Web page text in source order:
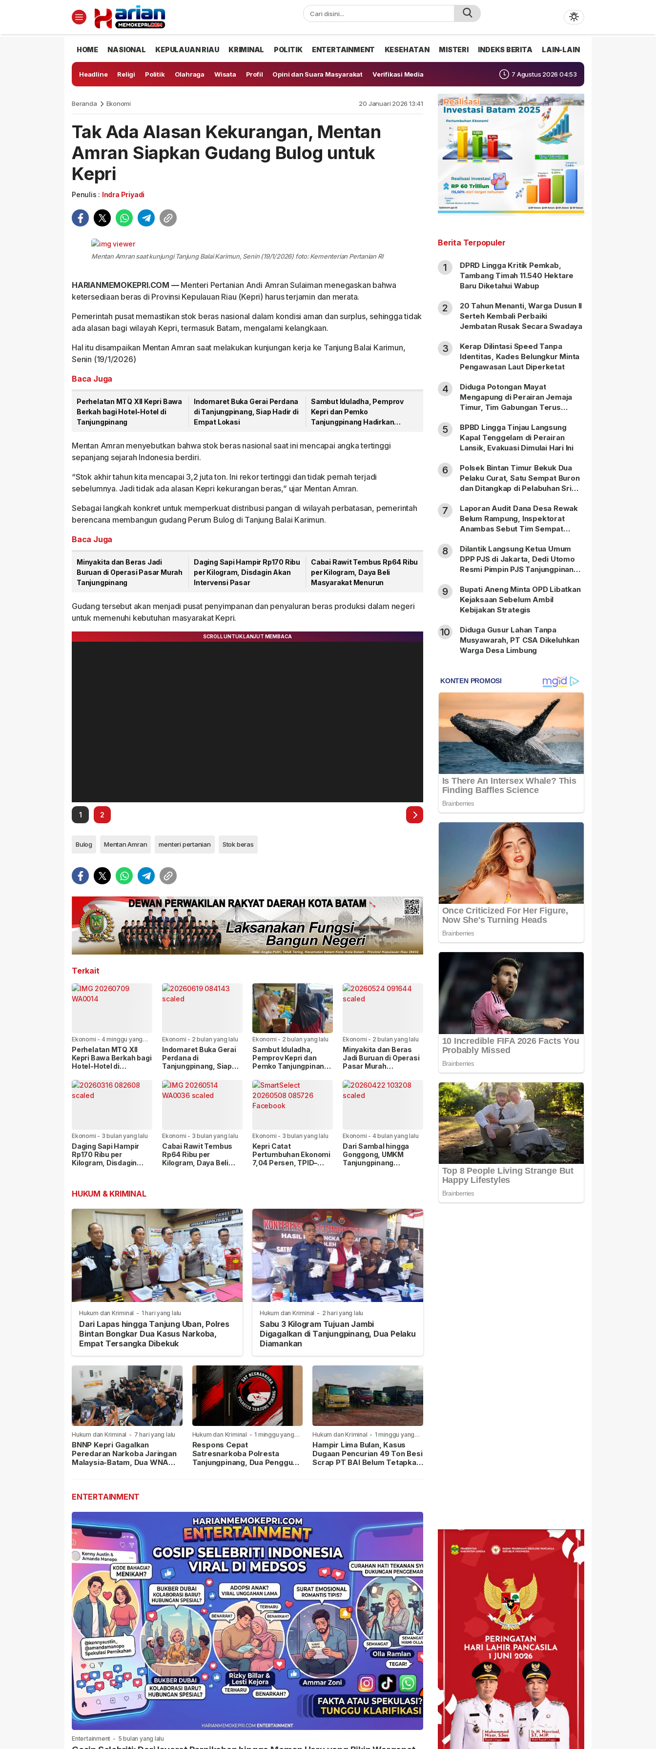
HOME NASIONAL KEPULAUAN RIAU KRIMINAL POLITIK ENTERTAINMENT KESEHATAN MISTERI INDEKS BERITA LAIN-LAIN
Headline Religi Politik Olahraga Wisata Profil Opini dan Suara Masyarakat Verifikasi Media 7 Agustus 2026 04:53
Beranda Ekonomi 20 Januari 2026 13:41
Tak Ada Alasan Kekurangan, Mentan
Amran Siapkan Gudang Bulog untuk
Kepri
Penulis : Indra Priyadi
Mentan Amran saat kunjungi Tanjung Balai Karimun, Senin (19/1/2026) foto: Kementerian Pertanian RI
HARIANMEMOKEPRI.COM —Menteri Pertanian Andi Amran Sulaiman menegaskan bahwa
ketersediaan beras di Provinsi Kepulauan Riau (Kepri) harus terjamin dan merata.
Pemerintah pusat memastikan stok beras nasional dalam kondisi aman dan surplus, sehingga tidak
ada alasan bagi wilayah Kepri, termasuk Batam, mengalami kelangkaan.
Hal itu disampaikan Mentan Amran saat melakukan kunjungan kerja ke Tanjung Balai Karimun,
Senin (19/1/2026)
Baca Juga
Perhelatan MTQ XII Kepri Bawa
Berkah bagi Hotel-Hotel di
Tanjungpinang
Indomaret Buka Gerai Perdana
di Tanjungpinang, Siap Hadir di
Empat Lokasi
Sambut Iduladha, Pemprov
Kepri dan Pemko
Tanjungpinang Hadirkan
Mentan Amran menyebutkan bahwa stok beras nasional saat ini mencapai angka tertinggi
sepanjang sejarah Indonesia berdiri.
“Stok akhir tahun kita mencapai 3,2 juta ton. Ini rekor tertinggi dan tidak pernah terjadi
sebelumnya. Jadi tidak ada alasan Kepri kekurangan beras,” ujar Mentan Amran.
Sebagai langkah konkret untuk memperkuat distribusi pangan di wilayah perbatasan, pemerintah
berencana membangun gudang Perum Bulog di Tanjung Balai Karimun.
Baca Juga
Minyakita dan Beras Jadi
Buruan di Operasi Pasar Murah
Tanjungpinang
Daging Sapi Hampir Rp170 Ribu
per Kilogram, Disdagin Akan
Intervensi Pasar
Cabai Rawit Tembus Rp64 Ribu
per Kilogram, Daya Beli
Masyarakat Menurun
Gudang tersebut akan menjadi pusat penyimpanan dan penyaluran beras produksi dalam negeri
untuk memenuhi kebutuhan masyarakat Kepri.
1 2
Bulog Mentan Amran menteri pertanian Stok beras
Terkait
Ekonomi - 4 minggu yang
lalu
Perhelatan MTQ XII
Kepri Bawa Berkah bagi
Hotel-Hotel di
Ekonomi - 2 bulan yang lalu
Indomaret Buka Gerai
Perdana di
Tanjungpinang, Siap
Ekonomi - 2 bulan yang lalu
Sambut Iduladha,
Pemprov Kepri dan
Pemko Tanjungpinang
Pangan Murah
Ekonomi - 2 bulan yang lalu
Minyakita dan Beras
Jadi Buruan di Operasi
Pasar Murah
Ekonomi - 3 bulan yang lalu
Daging Sapi Hampir
Rp170 Ribu per
Kilogram, Disdagin
Ekonomi - 3 bulan yang lalu
Cabai Rawit Tembus
Rp64 Ribu per
Kilogram, Daya Beli
Ekonomi - 3 bulan yang lalu
Kepri Catat
Pertumbuhan Ekonomi
7,04 Persen, TPID–
Ekonomi - 4 bulan yang lalu
Dari Sambal hingga
Gonggong, UMKM
Tanjungpinang
HUKUM & KRIMINAL
Hukum dan Kriminal - 1 hari yang lalu
Dari Lapas hingga Tanjung Uban, Polres
Bintan Bongkar Dua Kasus Narkoba,
Empat Tersangka Dibekuk
Hukum dan Kriminal - 2 hari yang lalu
Sabu 3 Kilogram Tujuan Jambi
Digagalkan di Tanjungpinang, Dua Pelaku
Diamankan
Hukum dan Kriminal - 7 hari yang lalu
BNNP Kepri Gagalkan
Peredaran Narkoba Jaringan
Malaysia-Batam, Dua WNA
Hukum dan Kriminal - 1 minggu yang
lalu
Respons Cepat
Satresnarkoba Polresta
Tanjungpinang, Dua Pengguna
Hukum dan Kriminal - 1 minggu yang
lalu
Hampir Lima Bulan, Kasus
Dugaan Pencurian 49 Ton Besi
Scrap PT BAI Belum Tetapkan
ENTERTAINMENT
Entertainment - 5 bulan yang lalu
Berita Terpopuler
1
DPRD Lingga Kritik Pemkab,
Tambang Timah 11.540 Hektare
Baru Diketahui Wabup
2
20 Tahun Menanti, Warga Dusun II
Serteh Kembali Perbaiki
Jembatan Rusak Secara Swadaya
3
Kerap Dilintasi Speed Tanpa
Identitas, Kades Belungkur Minta
Pengawasan Laut Diperketat
4
Diduga Potongan Mayat
Mengapung di Perairan Jemaja
Timur, Tim Gabungan Terus
5
BPBD Lingga Tinjau Langsung
Kapal Tenggelam di Perairan
Lansik, Evakuasi Dimulai Hari Ini
6
Polsek Bintan Timur Bekuk Dua
Pelaku Curat, Satu Sempat Buron
dan Ditangkap di Pelabuhan Sri
7
Laporan Audit Dana Desa Rewak
Belum Rampung, Inspektorat
Anambas Sebut Tim Sempat
8
Dilantik Langsung Ketua Umum
DPP PJS di Jakarta, Dedi Utomo
Resmi Pimpin PJS Tanjungpinang-
9
Bupati Aneng Minta OPD Libatkan
Kejaksaan Sebelum Ambil
Kebijakan Strategis
10
Diduga Gusur Lahan Tanpa
Musyawarah, PT CSA Dikeluhkan
Warga Desa Limbung